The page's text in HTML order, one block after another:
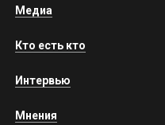
Медиа
Кто есть кто
Интервью
Мнения